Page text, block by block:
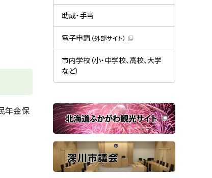
年金保
ウ
き
）
ィ
ウ
き
ま
す
助成・手当
電子申請 （外部サイト）
新
規
ウ
ン
で
開
き
ま
す
市内学校（小・中学校、高校、大学
など）
関
連
サ
イ
ト